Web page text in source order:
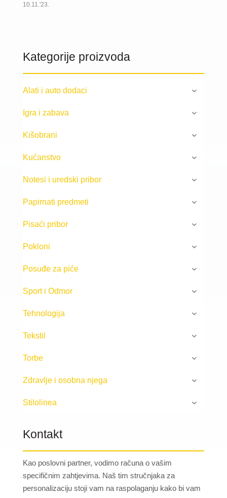
10.11.'23.
Kategorije proizvoda
Alati i auto dodaci
Igra i zabava
Kišobrani
Kućanstvo
Notesi i uredski pribor
Papirnati predmeti
Pisaći pribor
Pokloni
Posuđe za piće
Sport i Odmor
Tehnologija
Tekstil
Torbe
Zdravlje i osobna njega
Stilolinea
Kontakt
Kao poslovni partner, vodimo računa o vašim
specifičnim zahtjevima. Naš tim stručnjaka za
personalizaciju stoji vam na raspolaganju kako bi vam